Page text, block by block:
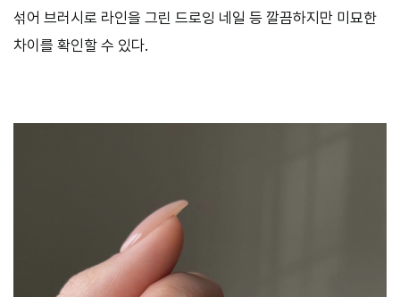
섞어 브러시로 라인을 그린 드로잉 네일 등 깔끔하지만 미묘한
차이를 확인할 수 있다.